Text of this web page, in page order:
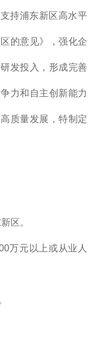
持浦东新区高水平
的意见》，强化企
发投入，形成完善
力和自主创新能力
质量发展，特制定
区。
万元以上或从业人